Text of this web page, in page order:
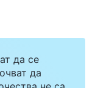
да се
да